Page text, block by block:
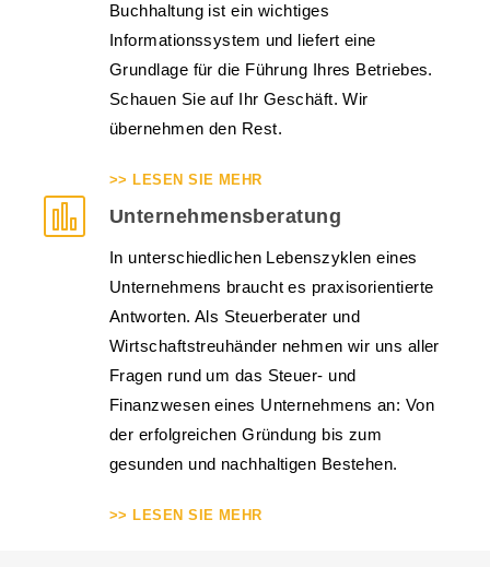
Buchhaltung ist ein wichtiges
Informationssystem und liefert eine
Grundlage für die Führung Ihres Betriebes.
Schauen Sie auf Ihr Geschäft. Wir
übernehmen den Rest.
>> LESEN SIE MEHR
Unternehmensberatung
In unterschiedlichen Lebenszyklen eines
Unternehmens braucht es praxisorientierte
Antworten. Als Steuerberater und
Wirtschaftstreuhänder nehmen wir uns aller
Fragen rund um das Steuer- und
Finanzwesen eines Unternehmens an: Von
der erfolgreichen Gründung bis zum
gesunden und nachhaltigen Bestehen.
>> LESEN SIE MEHR